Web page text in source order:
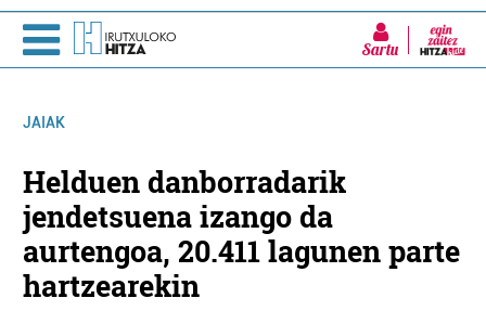
Sartu
JAIAK
Helduen danborradarik
jendetsuena izango da
aurtengoa, 20.411 lagunen parte
hartzearekin